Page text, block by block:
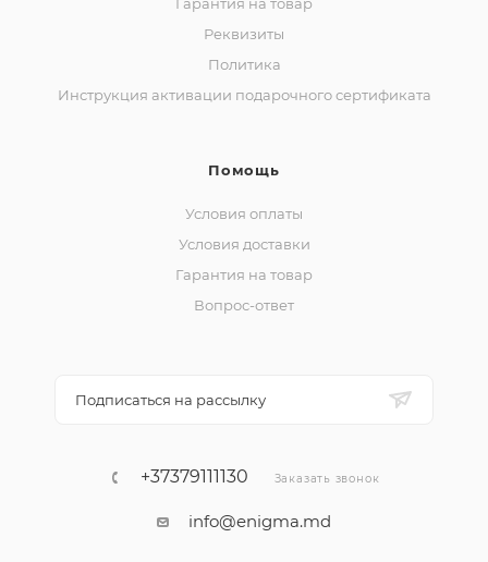
Реквизиты
Политика
Инструкция активации подарочного сертификата
Помощь
Условия оплаты
Условия доставки
Гарантия на товар
Вопрос-ответ
Подписаться на рассылку
+37379111130 Заказать звонок
info@enigma.md